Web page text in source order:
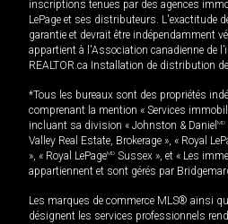
inscriptions tenues par des agences
LePage et ses distributeurs. L'exactitude
garantie et devrait être indépendamment
appartient à l'Association canadienne de
REALTOR.ca Installation de distribution
*Tous les bureaux sont des propriétés
comprenant la mention « Services
incluant sa division « Johnston & Daniel MD
Valley Real Estate, Brokerage », « Royal
», « Royal LePageMD Sussex », et « Les
appartiennent et sont gérés par
Les marques de commerce MLS® ainsi
désignent les services professionnels